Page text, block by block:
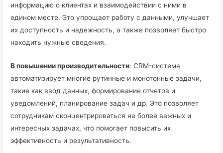
информацию о клиентах и взаимодействии с ними в
едином месте. Это упрощает работу с данными, улучшает
их доступность и надежность, а также позволяет быстро
находить нужные сведения.
В повышении производительности: CRM-система
автоматизирует многие рутинные и монотонные задачи,
такие как ввод данных, формирование отчетов и
уведомлений, планирование задач и др. Это позволяет
сотрудникам сконцентрироваться на более важных и
интересных задачах, что помогает повысить их
эффективность и результативность.